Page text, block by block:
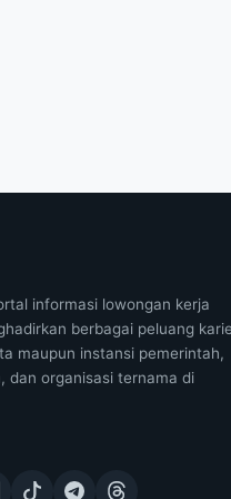
informasi lowongan kerja
berbagai peluang
maupun instansi pemerintah,
dan organisasi ternama di